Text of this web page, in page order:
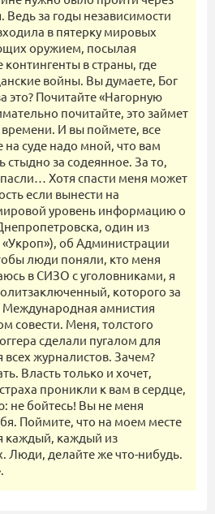
Ведь за годы независимости
в пятерку мировых
оружием, посылая
в страны, где
войны. Вы думаете, Бог
это? Почитайте «Нагорную
почитайте, это займет
И вы поймете, все
на суде надо мной, что вам
стыдно за содеянное. За то,
Хотя спасти меня может
если вынести на
уровень информацию о
один из
об Администрации
люди поняли, кто меня
в СИЗО с уголовниками, я
которого за
Международная амнистия
совести. Меня, толстого
сделали пугалом для
всех журналистов. Зачем?
Власть только и хочет,
проникли к вам в сердце,
не бойтесь! Вы не меня
Поймите, что на моем месте
каждый, каждый из
Люди, делайте же что-нибудь.